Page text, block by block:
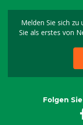
Melden Sie sich
Sie als erstes von
Folgen